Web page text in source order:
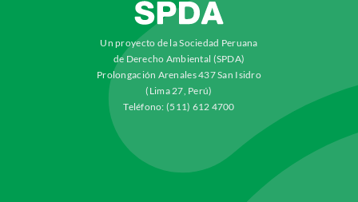
Un proyecto de la Sociedad Peruana
de Derecho Ambiental (SPDA)
Prolongación Arenales 437 San Isidro
(Lima 27, Perú)
Teléfono: (511) 612 4700